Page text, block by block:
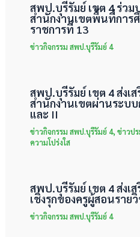
สพป.บุรีรัมย์ เขต 4 ร่ว
สำนักงานเขตพื้นที่การ
ราชการที่ 13
ข่าวกิจกรรม สพป.บุรีรัมย์ 4
สพป.บุรีรัมย์ เขต 4 ส่งเ
สำนักงานเขตผ่านระบบ
และ II
ข่าวกิจกรรม สพป.บุรีรัมย์ 4, ข่าวป
ความโปร่งใส
สพป.บุรีรัมย์ เขต 4 ส่งเ
เชิงรุกของครูผู้สอนราย
ข่าวกิจกรรม สพป.บุรีรัมย์ 4